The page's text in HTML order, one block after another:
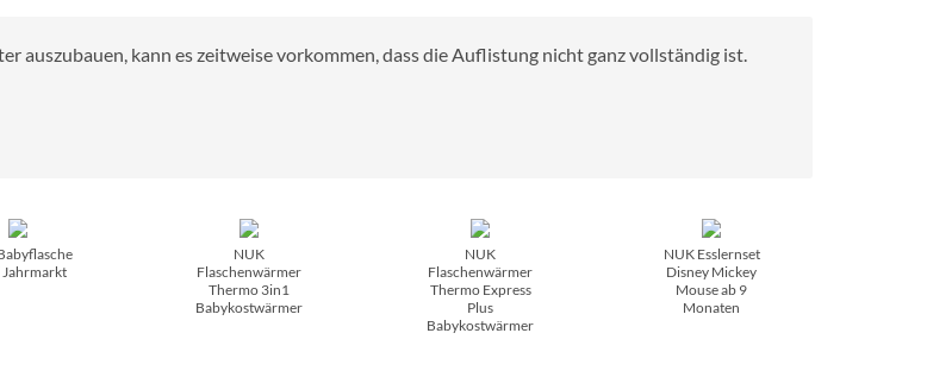
auszubauen, kann es zeitweise vorkommen, dass die Auflistung nicht ganz vollständig ist.
Jahrmarkt
NUK
Flaschenwärmer
Thermo 3in1
Babykostwärmer
NUK
Flaschenwärmer
Thermo Express
Plus
Babykostwärmer
NUK Esslernset
Disney Mickey
Mouse ab 9
Monaten